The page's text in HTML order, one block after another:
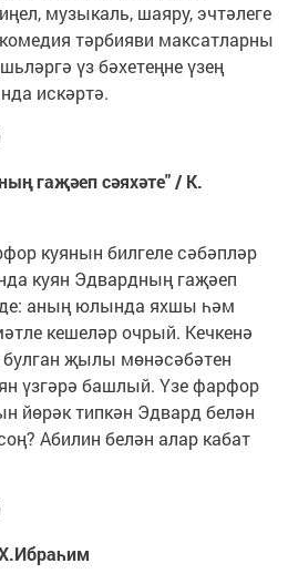
музыкаль, шаяру, эчтәлеге
тәрбияви максатларны
үз бәхетеңне үзең
искәртә.
гаҗәеп сәяхәте" / К.
куянын билгеле сәбәпләр
куян Эдвардның гаҗәеп
аның юлында яхшы һәм
кешеләр очрый. Кечкенә
җылы мөнәсәбәтен
үзгәрә башлый. Үзе фарфор
йөрәк типкән Эдвард белән
Абилин белән алар кабат